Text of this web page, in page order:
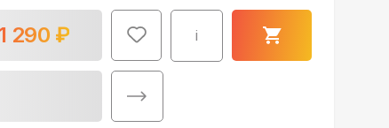
290 ₽ i